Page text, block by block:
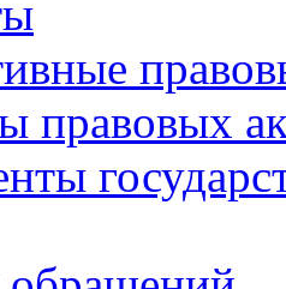
правовых